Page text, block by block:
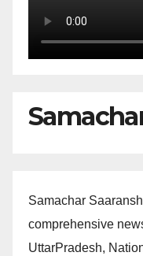
Samachar
comprehensive
UttarPradesh,